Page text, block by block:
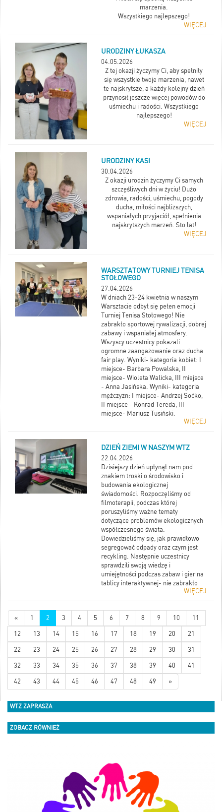
marzenia.
Wszystkiego najlepszego!
WIĘCEJ
URODZINY ŁUKASZA
04.05.2026
Z tej okazji życzymy Ci, aby spełniły
się wszystkie twoje marzenia, nawet
te najskrytsze, a każdy kolejny dzień
przynosił jeszcze więcej powodów do
uśmiechu i radości. Wszystkiego
najlepszego!
WIĘCEJ
URODZINY KASI
30.04.2026
Z okazji urodzin życzymy Ci samych
szczęśliwych dni w życiu! Dużo
zdrowia, radości, uśmiechu, pogody
ducha, miłości najbliższych,
wspaniałych przyjaciół, spełnienia
najskrytszych marzeń. Sto lat!
WIĘCEJ
WARSZTATOWY TURNIEJ TENISA
STOŁOWEGO
27.04.2026
W dniach 23-24 kwietnia w naszym
Warsztacie odbył się pełen emocji
Turniej Tenisa Stołowego! Nie
zabrakło sportowej rywalizacji, dobrej
zabawy i wspaniałej atmosfery.
Wszyscy uczestnicy pokazali
ogromne zaangażowanie oraz ducha
fair play. Wyniki- kategoria kobiet: I
miejsce- Barbara Powalska, II
miejsce- Wioleta Walicka, III miejsce
- Anna Jasińska. Wyniki- kategoria
mężczyzn: I miejsce- Andrzej Soćko,
II miejsce - Konrad Tereda, III
miejsce- Mariusz Tusiński.
Gratulujemy wszystkim zawodnikom!
WIĘCEJ
DZIEŃ ZIEMI W NASZYM WTZ
22.04.2026
Dzisiejszy dzień upłynął nam pod
znakiem troski o środowisko i
budowania ekologicznej
świadomości. Rozpoczęliśmy od
filmoterapii, podczas której
poruszyliśmy ważne tematy
dotyczące problemów ekologicznych
współczesnego świata.
Dowiedzieliśmy się, jak prawidłowo
segregować odpady oraz czym jest
recykling. Następnie uczestnicy
sprawdzili swoją wiedzę i
umiejętności podczas zabaw i gier na
tablicy interaktywnej- nie zabrakło
zabawa w segregowanie odpadów-
przy pomocy patyczków z obrazkami
dopasowywaliśmy je do odpowiednich
koszy. Było dużo śmiechu, ale i
nauki. Na zakończenie zasialiśmy
łąkę miododajną, która w przyszłości
będzie cieszyć oko i wspierać owady
zapylające.
WIĘCEJ
« 1 2 3 4 5 6 7 8 9 10 11
12 13 14 15 16 17 18 19 20 21
22 23 24 25 26 27 28 29 30 31
32 33 34 35 36 37 38 39 40 41
42 43 44 45 46 47 48 49 »
WTZ ZAPRASZA
ZOBACZ RÓWNIEŻ